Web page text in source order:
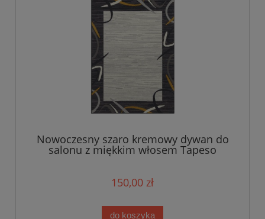
Nowoczesny szaro kremowy dywan do
salonu z miękkim włosem Tapeso
120x160cm
150,00 zł
do koszyka